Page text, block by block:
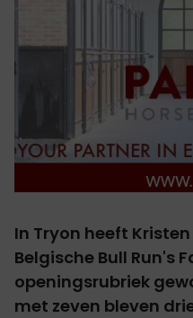
In Tryon heeft
Belgische Bull Run's
openingsrubriek
met zeven bleven